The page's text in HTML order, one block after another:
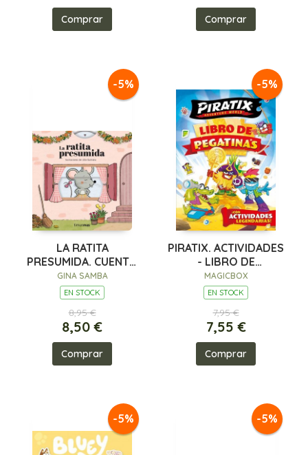
Comprar Comprar
-5%
LA RATITA
PRESUMIDA. CUENTO
CON MECANISMOS
GINA SAMBA
EN STOCK
8,95 €
8,50 €
Comprar
-5%
PIRATIX. ACTIVIDADES
- LIBRO DE
PEGATINAS
MAGICBOX
EN STOCK
7,95 €
7,55 €
Comprar
-5% -5%